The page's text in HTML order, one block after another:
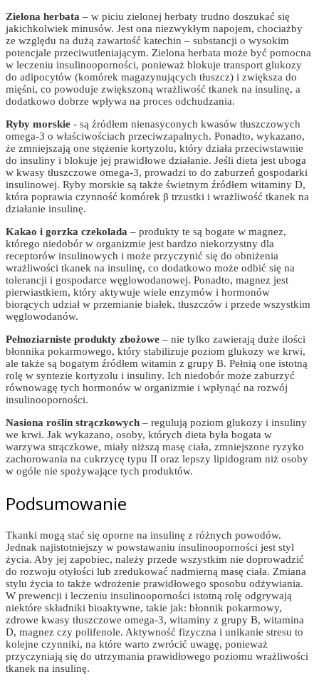
Zielona herbata – w piciu zielonej herbaty trudno doszukać się
jakichkolwiek minusów. Jest ona niezwykłym napojem, chociażby
ze względu na dużą zawartość katechin – substancji o wysokim
potencjale przeciwutleniającym. Zielona herbata może być pomocna
w leczeniu insulinooporności, ponieważ blokuje transport glukozy
do adipocytów (komórek magazynujących tłuszcz) i zwiększa do
mięśni, co powoduje zwiększoną wrażliwość tkanek na insulinę, a
dodatkowo dobrze wpływa na proces odchudzania.
Ryby morskie - są źródłem nienasyconych kwasów tłuszczowych
omega-3 o właściwościach przeciwzapalnych. Ponadto, wykazano,
że zmniejszają one stężenie kortyzolu, który działa przeciwstawnie
do insuliny i blokuje jej prawidłowe działanie. Jeśli dieta jest uboga
w kwasy tłuszczowe omega-3, prowadzi to do zaburzeń gospodarki
insulinowej. Ryby morskie są także świetnym źródłem witaminy D,
która poprawia czynność komórek β trzustki i wrażliwość tkanek na
działanie insulinę.
Kakao i gorzka czekolada – produkty te są bogate w magnez,
którego niedobór w organizmie jest bardzo niekorzystny dla
receptorów insulinowych i może przyczynić się do obniżenia
wrażliwości tkanek na insulinę, co dodatkowo może odbić się na
tolerancji i gospodarce węglowodanowej. Ponadto, magnez jest
pierwiastkiem, który aktywuje wiele enzymów i hormonów
biorących udział w przemianie białek, tłuszczów i przede wszystkim
węglowodanów.
Pełnoziarniste produkty zbożowe – nie tylko zawierają duże ilości
błonnika pokarmowego, który stabilizuje poziom glukozy we krwi,
ale także są bogatym źródłem witamin z grupy B. Pełnią one istotną
rolę w syntezie kortyzolu i insuliny. Ich niedobór może zaburzyć
równowagę tych hormonów w organizmie i wpłynąć na rozwój
insulinooporności.
Nasiona roślin strączkowych – regulują poziom glukozy i insuliny
we krwi. Jak wykazano, osoby, których dieta była bogata w
warzywa strączkowe, miały niższą masę ciała, zmniejszone ryzyko
zachorowania na cukrzycę typu II oraz lepszy lipidogram niż osoby
w ogóle nie spożywające tych produktów.
Podsumowanie
Tkanki mogą stać się oporne na insulinę z różnych powodów.
Jednak najistotniejszy w powstawaniu insulinooporności jest styl
życia. Aby jej zapobiec, należy przede wszystkim nie doprowadzić
do rozwoju otyłości lub zredukować nadmierną masę ciała. Zmiana
stylu życia to także wdrożenie prawidłowego sposobu odżywiania.
W prewencji i leczeniu insulinooporności istotną rolę odgrywają
niektóre składniki bioaktywne, takie jak: błonnik pokarmowy,
zdrowe kwasy tłuszczowe omega-3, witaminy z grupy B, witamina
D, magnez czy polifenole. Aktywność fizyczna i unikanie stresu to
kolejne czynniki, na które warto zwrócić uwagę, ponieważ
przyczyniają się do utrzymania prawidłowego poziomu wrażliwości
tkanek na insulinę.